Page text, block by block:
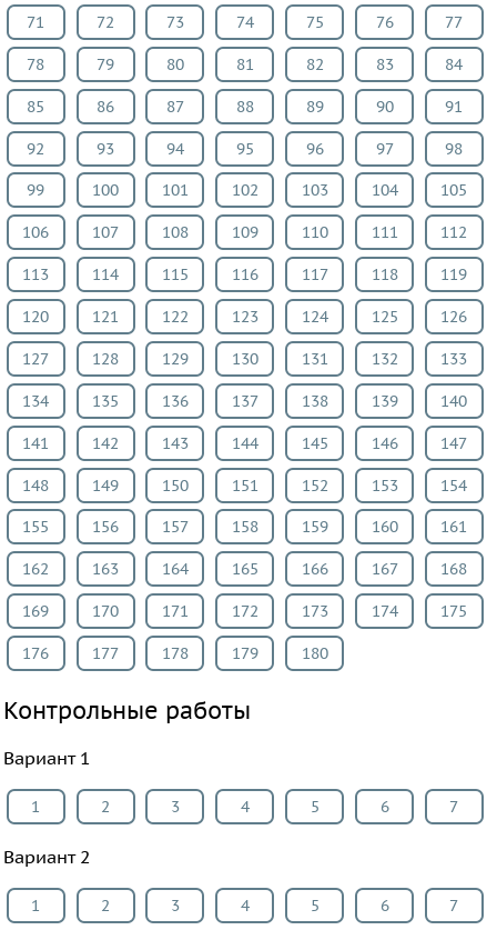
71 72 73 74 75 76 77
78 79 80 81 82 83 84
85 86 87 88 89 90 91
92 93 94 95 96 97 98
99 100 101 102 103 104 105
106 107 108 109 110 111 112
113 114 115 116 117 118 119
120 121 122 123 124 125 126
127 128 129 130 131 132 133
134 135 136 137 138 139 140
141 142 143 144 145 146 147
148 149 150 151 152 153 154
155 156 157 158 159 160 161
162 163 164 165 166 167 168
169 170 171 172 173 174 175
176 177 178 179 180
Контрольные работы
Вариант 1
1 2 3 4 5 6 7
Вариант 2
1 2 3 4 5 6 7